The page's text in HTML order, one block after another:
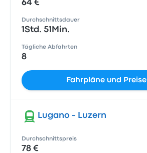
64 €
Durchschnittsdauer
1Std. 51Min.
Tägliche Abfahrten
8
Fahrpläne und Preise
Lugano - Luzern
Durchschnittspreis
78 €